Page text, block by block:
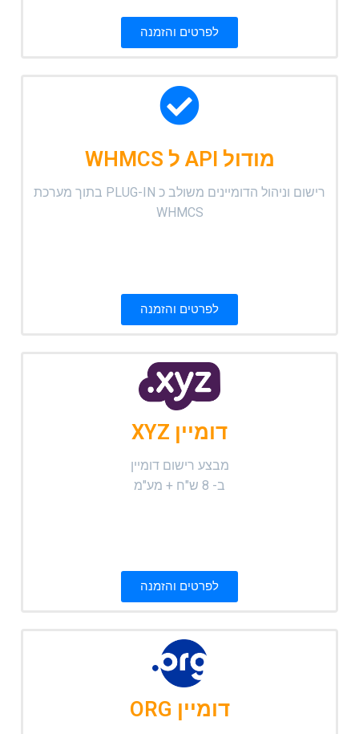
לפרטים והזמנה
מודול API ל WHMCS
רישום וניהול הדומיינים משולב כ PLUG-IN בתוך מערכת
WHMCS
לפרטים והזמנה
דומיין XYZ
מבצע רישום דומיין
ב- 8 ש"ח + מע"מ
לפרטים והזמנה
דומיין ORG